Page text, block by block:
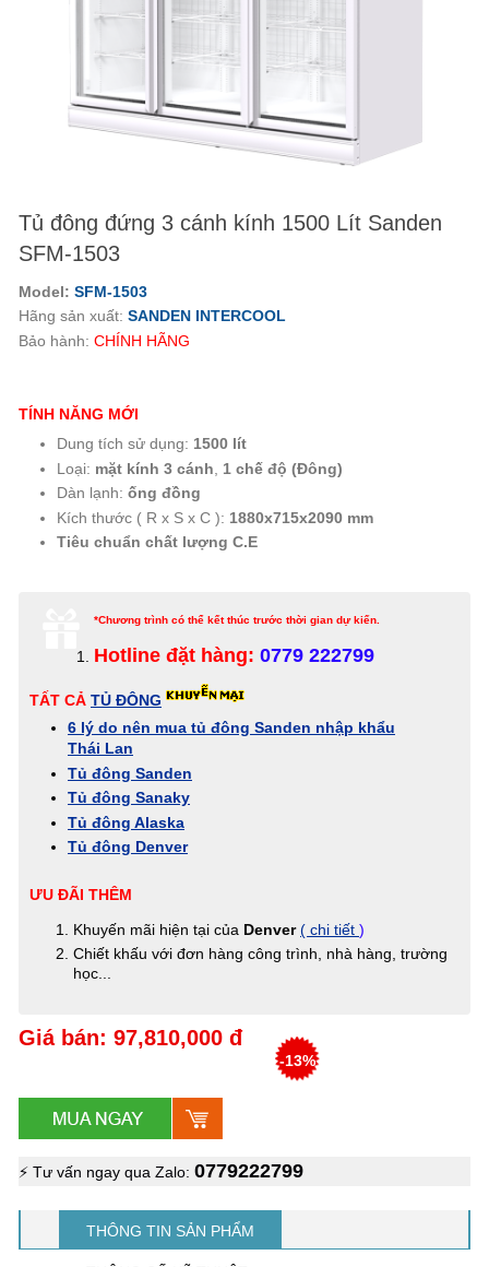
Tủ đông đứng 3 cánh kính 1500 Lít Sanden
SFM-1503
Model: SFM-1503
Hãng sản xuất: SANDEN INTERCOOL
Bảo hành: CHÍNH HÃNG
TÍNH NĂNG MỚI
Dung tích sử dụng: 1500 lít
Loại: mặt kính 3 cánh
1 chế độ (Đông)
Dàn lạnh: ống đồng
Kích thước ( R x S x C ): 1880x715x2090 mm
Tiêu chuẩn chất lượng C.E
*Chương trình có thể kết thúc trước thời gian dự kiến.
Hotline đặt hàng: 0779 222799
TẤT CẢ TỦ ĐÔNG
6 lý do nên mua tủ đông Sanden nhập khẩu
Thái Lan
Tủ đông Sanden
Tủ đông Sanaky
Tủ đông Alaska
Tủ đông Denver
ƯU ĐÃI THÊM
Khuyến mãi hiện tại của Denver ( chi tiết )
Chiết khấu với đơn hàng công trình, nhà hàng, trường
học...
Giá bán: 97,810,000 đ
-13%
⚡ Tư vấn ngay qua Zalo: 0779222799
THÔNG TIN SẢN PHẨM